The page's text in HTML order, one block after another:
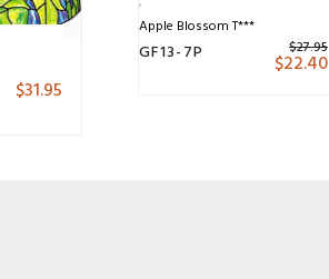
$31.95
Apple Blossom T***
GF13-7P $27.95
$22.40